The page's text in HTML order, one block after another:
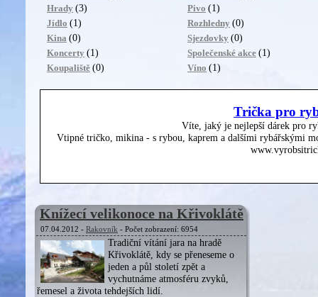
Hrady (3)
Jídlo (1)
Kina (0)
Koncerty (1)
Koupaliště (0)
Pivo (1)
Rozhledny (0)
Sjezdovky (0)
Společenské akce (1)
Víno (1)
Trička pro
Víte, jaký je nejlepší dárek pro
Vtipné tričko, mikina - s rybou, kaprem a dalšími rybářskými
Knížecí velikonoce na Křivoklátě
07.04.2012 - Rakovník - Počet zobrazení: 6954
Tradiční vítání jara na hradě
Křivoklátě, kdy se přeneseme o
jeden a půl století zpět a
vychutnáme atmosféru zvyků,
řemesel a života tehdejších lidí.